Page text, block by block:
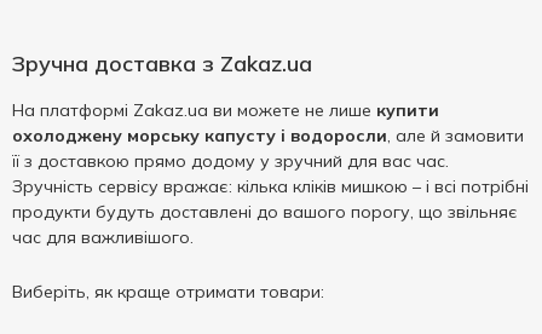
Зручна доставка з Zakaz.ua
На платформі Zakaz.ua ви можете не лише купити
охолоджену морську капусту і водоросли, але й замовити
її з доставкою прямо додому у зручний для вас час.
Зручність сервісу вражає: кілька кліків мишкою – і всі потрібні
продукти будуть доставлені до вашого порогу, що звільняє
час для важливішого.
Виберіть, як краще отримати товари: